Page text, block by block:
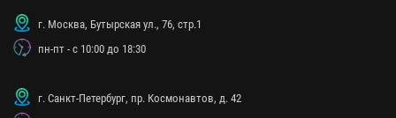
г. Москва, Бутырская ул., 76, стр.1
пн-пт - с 10:00 до 18:30
г. Санкт-Петербург, пр. Космонавтов, д. 42